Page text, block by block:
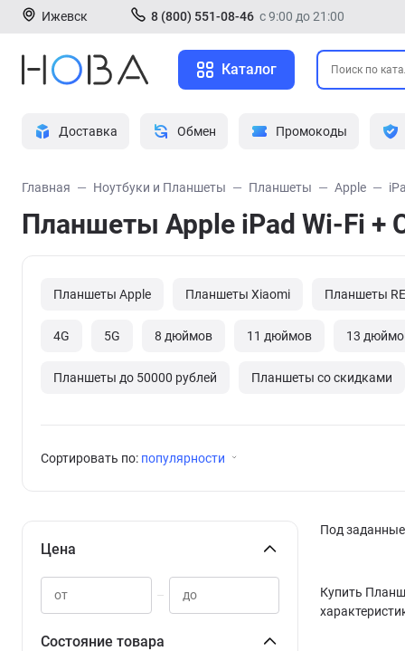
Ижевск 8 (800) 551-08-46 с 9:00 до 21:00
Каталог
Доставка Обмен Промокоды
Главная Ноутбуки и Планшеты Планшеты Apple
Планшеты Apple iPad Wi-Fi +
Планшеты Apple Планшеты Xiaomi Планшеты
4G 5G 8 дюймов 11 дюймов 13
Планшеты до 50000 рублей Планшеты со скидками
Сортировать по: популярности
Цена
–
Состояние товара
Под
Купить